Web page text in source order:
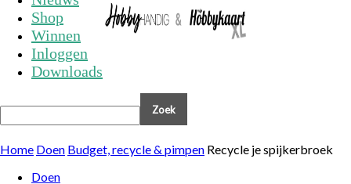
Shop
Winnen
Inloggen
Downloads
Home Doen Budget, recycle & pimpen Recycle je spijkerbroek
Doen